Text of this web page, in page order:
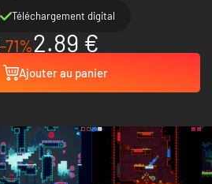
Téléchargement digital
-71%2.89 €
Ajouter au panier